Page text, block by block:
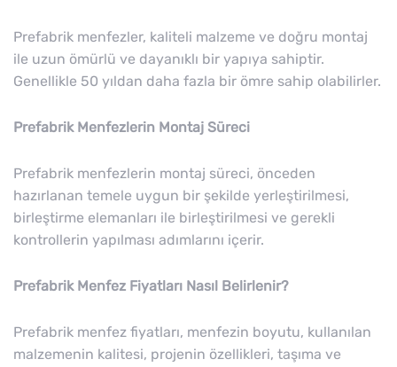
Prefabrik menfezler, kaliteli malzeme ve doğru montaj
ile uzun ömürlü ve dayanıklı bir yapıya sahiptir.
Genellikle 50 yıldan daha fazla bir ömre sahip olabilirler.
Prefabrik Menfezlerin Montaj Süreci
Prefabrik menfezlerin montaj süreci, önceden
hazırlanan temele uygun bir şekilde yerleştirilmesi,
birleştirme elemanları ile birleştirilmesi ve gerekli
kontrollerin yapılması adımlarını içerir.
Prefabrik Menfez Fiyatları Nasıl Belirlenir?
Prefabrik menfez fiyatları, menfezin boyutu, kullanılan
malzemenin kalitesi, projenin özellikleri, taşıma ve